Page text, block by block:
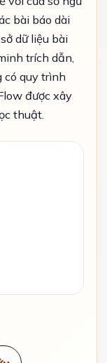
bài báo dài
dữ liệu bài
trích dẫn,
có quy trình
được xây
thuật.